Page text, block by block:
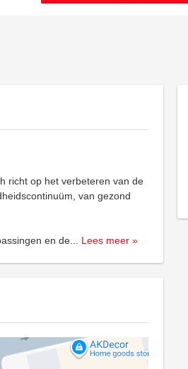
richt op het verbeteren van de
van gezond
en de Lees meer »